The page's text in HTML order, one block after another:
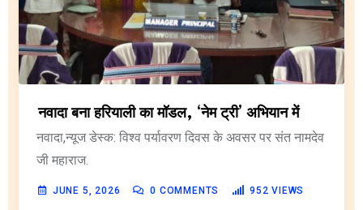
नवादा बना हरियाली का मॉडल, ‘नेम ट्री’ अभियान में
नवादा,न्यूज डेस्क: विश्व पर्यावरण दिवस के अवसर पर संत नामदेव
जी महाराज.
JUNE 5, 2026 0 COMMENTS 952 VIEWS